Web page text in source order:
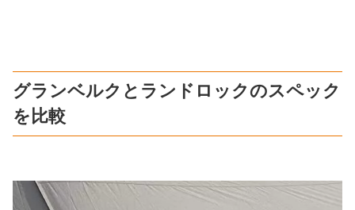
グランベルクとランドロックのスペック
を比較